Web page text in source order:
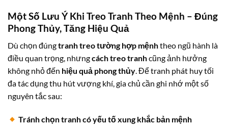
Một Số Lưu Ý Khi Treo Tranh Theo Mệnh – Đúng
Phong Thủy, Tăng Hiệu Quả
Dù chọn đúngtranh treo tường hợp mệnhtheo ngũ hành là
điều quan trọng, nhưngcách treo tranhcũng ảnh hưởng
không nhỏ đến hiệu quả phong thủy. Để tranh phát huy tối
đa tác dụng thu hút vượng khí, gia chủ cần ghi nhớ một số
nguyên tắc sau:
Tránh chọn tranh có yếu tố xung khắc bản mệnh